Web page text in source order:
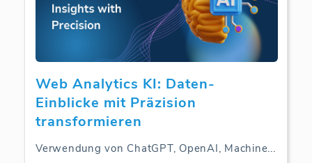
Web Analytics KI: Daten-
Einblicke mit Präzision
transformieren
Verwendung von ChatGPT, OpenAI, Machine...